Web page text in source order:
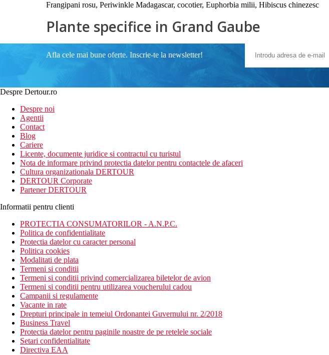
Frangipani rosu, Periwinkle Madagascar, cocotier, Euphorbia milii, Hibiscus chinezesc
Plante specifice in Grand Gaube
Afla cele mai bune oferte. Inscrie-te la newsletter!
Despre Dertour.ro
Despre noi
Agentii
Contact
Blog
Cariere
Licente, documente juridice si contractul cu turistul
Nota de informare privind protectia datelor pentru contactele de afaceri
Cultura organizationala DERTOUR
DERTOUR Corporate
Partener DERTOUR
Informatii pentru clienti
PROTECTIA CONSUMATORILOR - A.N.P.C.
Politica de confidentialitate
Protectia datelor cu caracter personal
Politica cookies
Modalitati de plata
Termeni si conditii
Termeni si conditii privind comercializarea biletelor de avion
Termeni si conditii pentru utilizarea voucherului cadou
Campanii si regulamente
Vacante in rate
Drepturi principale in temeiul Ordonantei Guvernului nr. 2/2018
Business Travel
Protectia datelor pentru paginile noastre de pe retelele sociale
Setari confidentialitate
Directiva EAA